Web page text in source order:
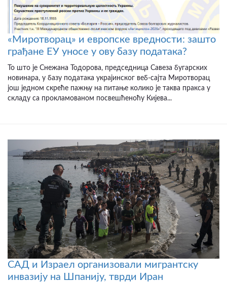
«Миротворац» и европске вредности: зашто
грађане ЕУ уносе у ову базу података?
То што је Снежана Тодорова, председница Савеза бугарских
новинара, у базу података украјинског веб-сајта Миротворац
још једном скреће пажњу на питање колико је таква пракса у
складу са прокламованом посвешћеноћу Кијева...
САД и Израел организовали мигрантску
инвазију на Шпанију, тврди Иран